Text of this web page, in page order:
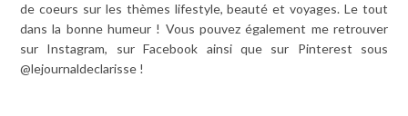
de coeurs sur les thèmes lifestyle, beauté et voyages. Le tout
dans la bonne humeur ! Vous pouvez également me retrouver
sur Instagram, sur Facebook ainsi que sur Pinterest sous
@lejournaldeclarisse !